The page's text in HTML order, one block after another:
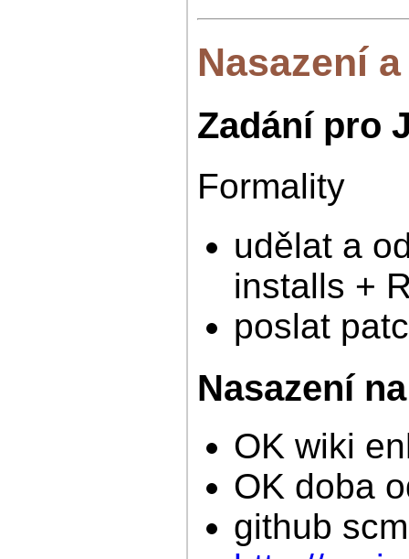
Nasazení
Zadání pro
Formality
udělat a
installs +
poslat
Nasazení
OK wiki
OK doba
github